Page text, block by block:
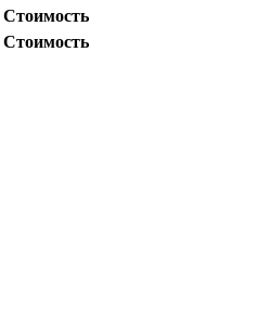
Стоимость
Стоимость